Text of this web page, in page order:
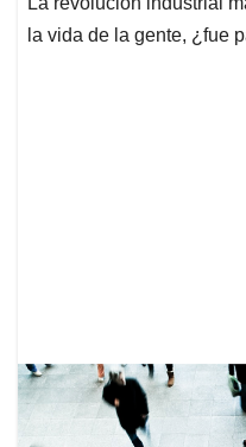
la vida de la gente, ¿fue